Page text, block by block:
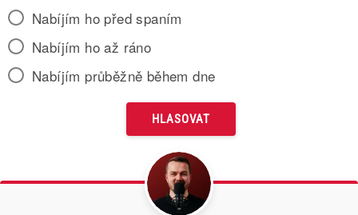
Nabíjím ho před spaním
Nabíjím ho až ráno
Nabíjím průběžně během dne